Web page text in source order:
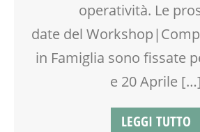
operatività. Le
date del
in Famiglia sono fissate
e 20 Aprile […]
LEGGI TUTTO